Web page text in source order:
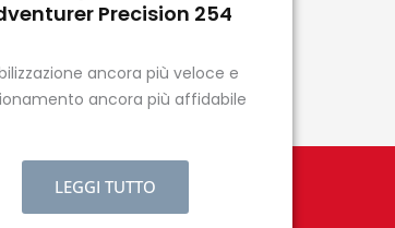
Precision 254
ancora più veloce e
ancora più affidabile
LEGGI TUTTO